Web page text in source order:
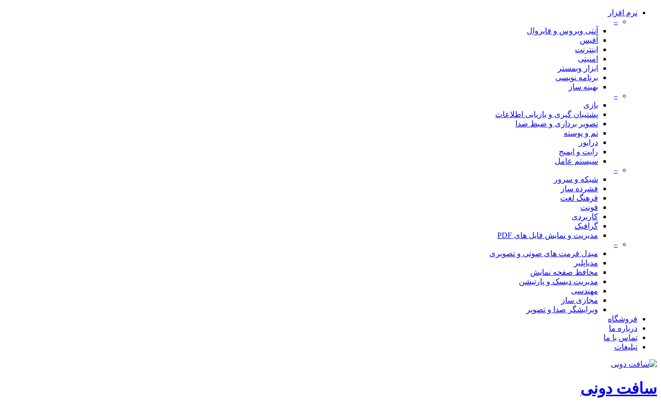
نرم افزار
–
آنتی ویروس و فایروال
آفیس
اینترنت
امنیتی
ابزار وبمستر
برنامه نویسی
بهینه ساز
–
بازی
پشتیبان گیری و بازیابی اطلاعات
تصویر برداری و ضبط صدا
تم و پوسته
درایور
رایت و ایمیج
سیستم عامل
–
شبکه و سرور
فشرده ساز
فرهنگ لغت
فونت
کاربردی
گرافیک
مدیریت و نمایش فایل های PDF
–
مبدل فرمت های صوتی و تصویری
مدیاپلیر
محافظ صفحه نمایش
مدیریت دیسک و پارتیشن
مهندسی
مجازی ساز
ویرایشگر صدا و تصویر
فروشگاه
درباره ما
تماس با ما
تبلیغات
سافت دونی